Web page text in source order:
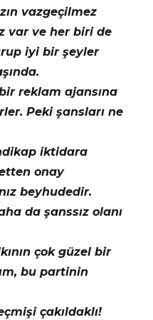
vazgeçilmez
var ve her biri de
iyi bir şeyler
reklam ajansına
Peki şansları ne
iktidara
onay
beyhudedir.
da şanssız olanı
çok güzel bir
bu partinin
çakıldaklı!